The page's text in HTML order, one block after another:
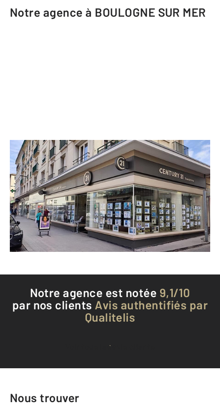
Notre agence à BOULOGNE SUR MER
CENTURY 21 Transimmo
32 rue Faidherbe
BOULOGNE SUR MER - 62200
Envoyer un message
Téléphoner à l'agence
Notre agence est notée 9,1/10
par nos clients Avis authentifiés par
Qualitelis
Voir tous les avis clients
Nous trouver